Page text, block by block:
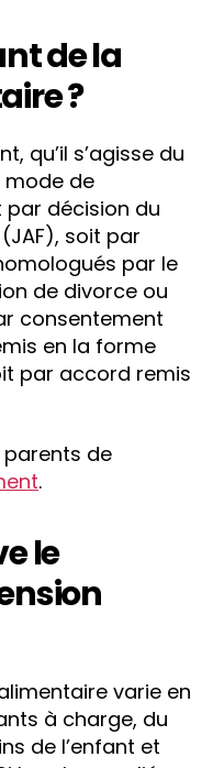
de la
?
qu’il s’agisse du
de
décision du
soit par
par le
de divorce ou
consentement
en la forme
par accord remis
parents de
.
le
varie en
à charge, du
de l’enfant et